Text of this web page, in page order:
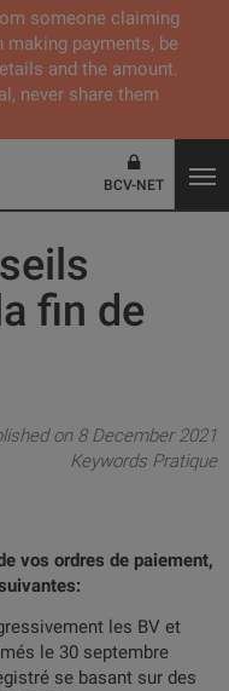
someone claiming
making payments, be
and the amount.
never share them
BCV-NET
fin de
on 8 December 2021
Keywords Pratique
vos ordres de paiement,
les BV et
le 30 septembre
se basant sur des